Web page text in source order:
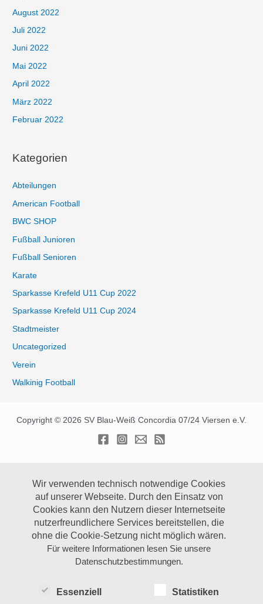
August 2022
Juli 2022
Juni 2022
Mai 2022
April 2022
März 2022
Februar 2022
Kategorien
Abteilungen
American Football
BWC SHOP
Fußball Junioren
Fußball Senioren
Karate
Sparkasse Krefeld U11 Cup 2022
Sparkasse Krefeld U11 Cup 2024
Stadtmeister
Uncategorized
Verein
Walkinig Football
Copyright © 2026 SV Blau-Weiß Concordia 07/24 Viersen e.V.
Wir verwenden technisch notwendige Cookies
auf unserer Webseite. Durch den Einsatz von
Cookies kann den Nutzern dieser Internetseite
nutzerfreundlichere Services bereitstellen, die
ohne die Cookie-Setzung nicht möglich wären.
Für weitere Informationen lesen Sie unsere
Datenschutzbestimmungen.
Essenziell Statistiken